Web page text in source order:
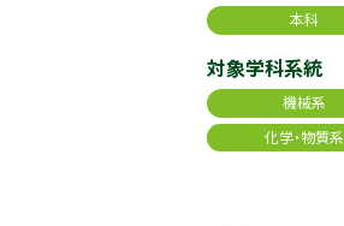
本科
対象学科系統
機械系
化学・物質系